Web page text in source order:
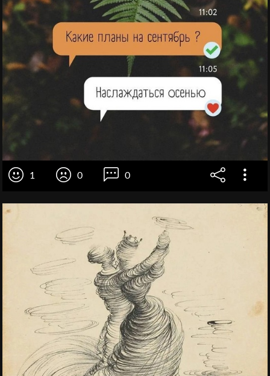
1 0 0